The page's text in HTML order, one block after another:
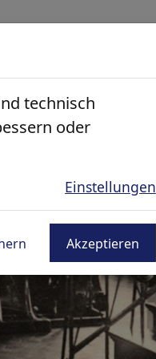
technisch
oder
Einstellungen
Akzeptieren